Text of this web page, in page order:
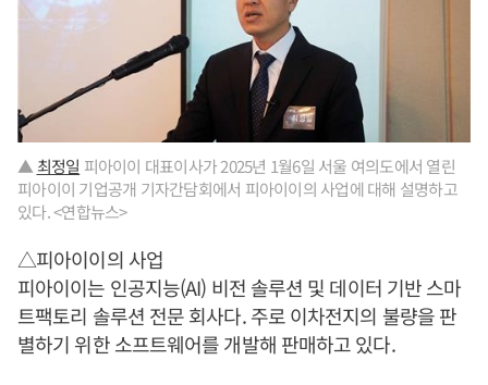
▲ 최정일 피아이이 대표이사가 2025년 1월6일 서울 여의도에서 열린
피아이이 기업공개 기자간담회에서 피아이이의 사업에 대해 설명하고
있다. <연합뉴스>
△피아이이의 사업
피아이이는 인공지능(AI) 비전 솔루션 및 데이터 기반 스마
트팩토리 솔루션 전문 회사다. 주로 이차전지의 불량을 판
별하기 위한 소프트웨어를 개발해 판매하고 있다.